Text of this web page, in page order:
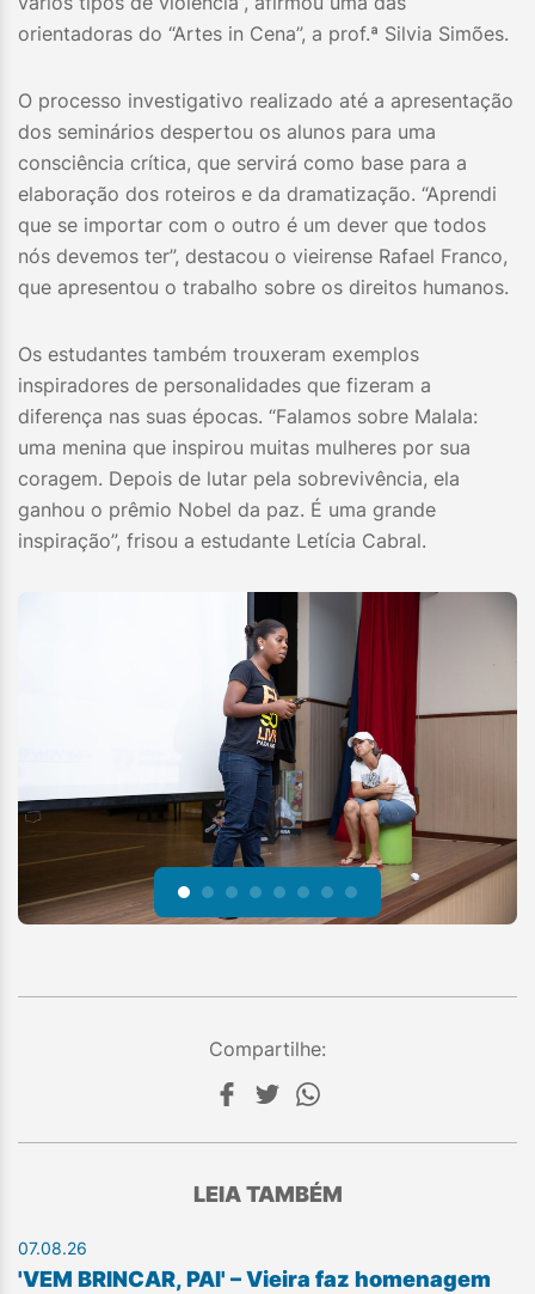
orientadoras do “Artes in Cena”, a prof.ª Silvia Simões.
O processo investigativo realizado até a apresentação
dos seminários despertou os alunos para uma
consciência crítica, que servirá como base para a
elaboração dos roteiros e da dramatização. “Aprendi
que se importar com o outro é um dever que todos
nós devemos ter”, destacou o vieirense Rafael Franco,
que apresentou o trabalho sobre os direitos humanos.
Os estudantes também trouxeram exemplos
inspiradores de personalidades que fizeram a
diferença nas suas épocas. “Falamos sobre Malala:
uma menina que inspirou muitas mulheres por sua
coragem. Depois de lutar pela sobrevivência, ela
ganhou o prêmio Nobel da paz. É uma grande
inspiração”, frisou a estudante Letícia Cabral.
Compartilhe:
LEIA TAMBÉM
07.08.26
'VEM BRINCAR, PAI' – Vieira faz homenagem